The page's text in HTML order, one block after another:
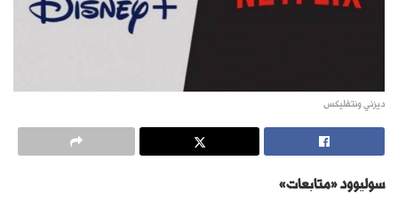
ديزني ونتفليكس
سوليوود «متابعات»